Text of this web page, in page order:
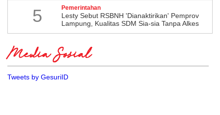
5 Pemerintahan
Lesty Sebut RSBNH 'Dianaktirikan' Pemprov
Lampung, Kualitas SDM Sia-sia Tanpa Alkes
Media Sosial
Tweets by GesuriID